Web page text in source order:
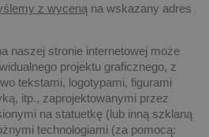
z wyceną na wskazany adres
naszej stronie internetowej może
projektu graficznego, z
tekstami, logotypami, figurami
itp., zaprojektowanymi przez
na statuetkę (lub inną szklaną
technologiami (za pomocą: